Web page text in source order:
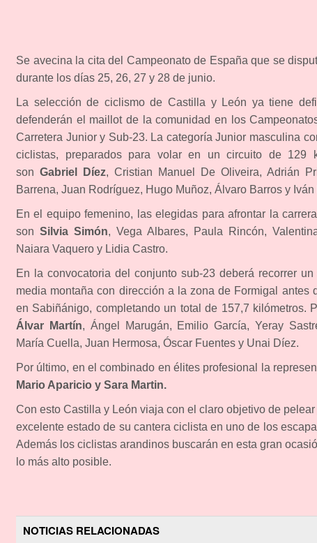
Se avecina la cita del Campeonato de España que se
durante los días 25, 26, 27 y 28 de junio.
La selección de ciclismo de Castilla y León ya tiene
defenderán el maillot de la comunidad en los
Carretera Junior y Sub-23. La categoría Junior masculina
ciclistas, preparados para volar en un circuito de 129
sonGabriel Díez, Cristian Manuel De Oliveira, Adrián
Barrena, Juan Rodríguez, Hugo Muñoz, Álvaro Barros y Iván
En el equipo femenino, las elegidas para afrontar la
son Silvia Simón, Vega Albares, Paula Rincón,
Naiara Vaquero y Lidia Castro.
En la convocatoria del conjunto sub-23 deberá recorrer
media montaña con dirección a la zona de Formigal antes
en Sabiñánigo, completando un total de 157,7 kilómetros.
Álvar Martín, Ángel Marugán, Emilio García, Yeray
María Cuella, Juan Hermosa, Óscar Fuentes y Unai Díez.
Por último, en el combinado en élites profesional la
Mario Aparicio y Sara Martin.
Con esto Castilla y León viaja con el claro objetivo de
excelente estado de su cantera ciclista en uno de los
Además los ciclistas arandinos buscarán en esta gran
lo más alto posible.
NOTICIAS RELACIONADAS